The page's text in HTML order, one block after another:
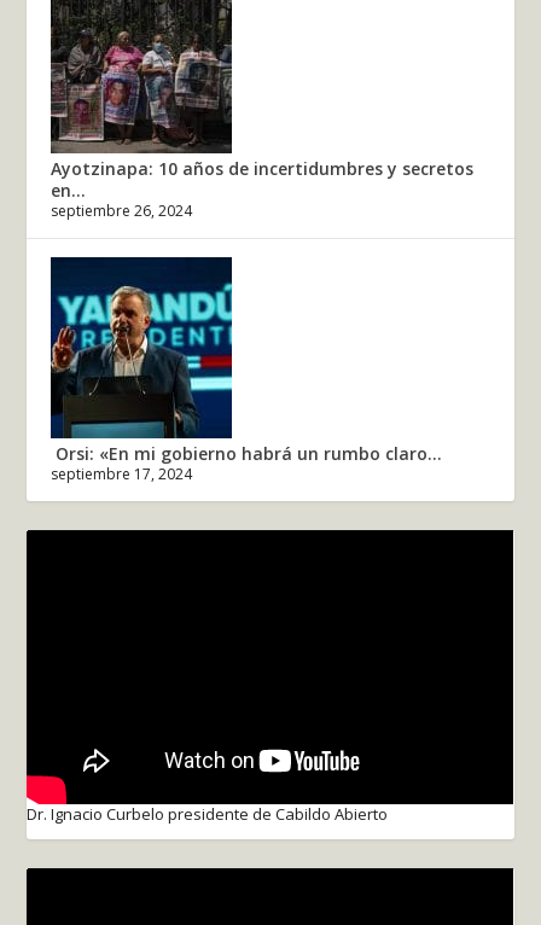
Ayotzinapa: 10 años de incertidumbres y secretos
en...
septiembre 26, 2024
Orsi: «En mi gobierno habrá un rumbo claro...
septiembre 17, 2024
Dr. Ignacio Curbelo presidente de Cabildo Abierto